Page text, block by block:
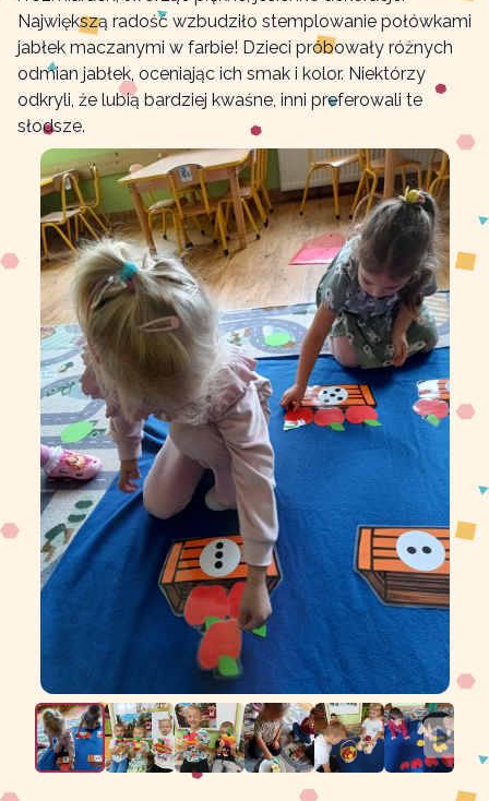
Największą radość wzbudziło stemplowanie połówkami
jabłek maczanymi w farbie! Dzieci próbowały różnych
odmian jabłek, oceniając ich smak i kolor. Niektórzy
odkryli, że lubią bardziej kwaśne, inni preferowali te
słodsze.